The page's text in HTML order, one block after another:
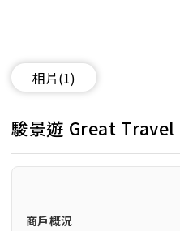
相片(1)
駿景遊 Great Travel
商戶概況